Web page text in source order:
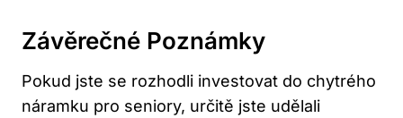
Závěrečné Poznámky
Pokud‍ jste se rozhodli investovat do chytrého ​
náramku pro seniory, určitě jste udělali